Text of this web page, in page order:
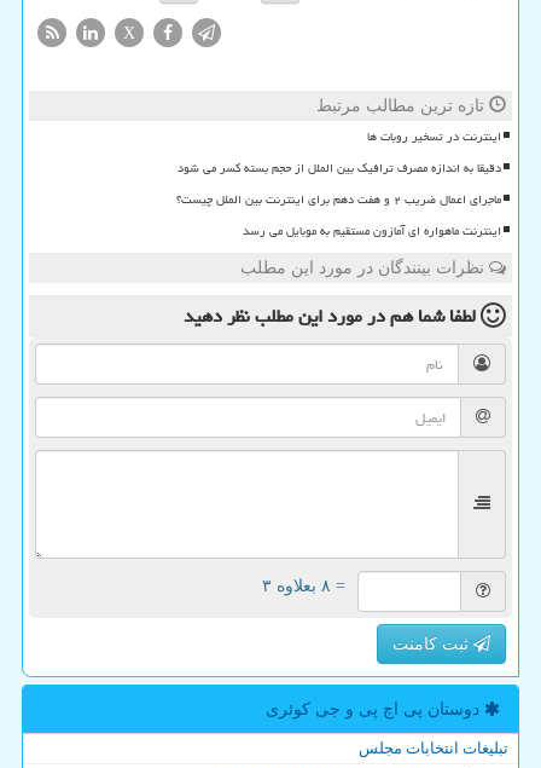
X
تازه ترین مطالب مرتبط
اینترنت در تسخیر روبات ها
دقیقا به اندازه مصرف ترافیک بین الملل از حجم بسته کسر می شود
ماجرای اعمال ضریب ۲ و هفت دهم برای اینترنت بین الملل چیست؟
اینترنت ماهواره ای آمازون مستقیم به موبایل می رسد
نظرات بینندگان در مورد این مطلب
لطفا شما همدر مورد این مطلبنظر دهید
= ۸ بعلاوه ۳
ثبت کامنت
دوستان پی اچ پی و جی كوئری
تبلیغات انتخابات مجلس